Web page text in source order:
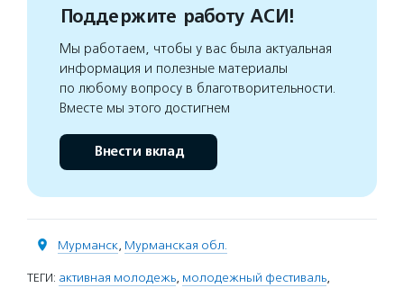
Поддержите работу АСИ!
Мы работаем, чтобы у вас была актуальная
информация и полезные материалы
по любому вопросу в благотворительности.
Вместе мы этого достигнем
Внести вклад
Мурманск, Мурманская обл.
ТЕГИ: активная молодежь, молодежный фестиваль,